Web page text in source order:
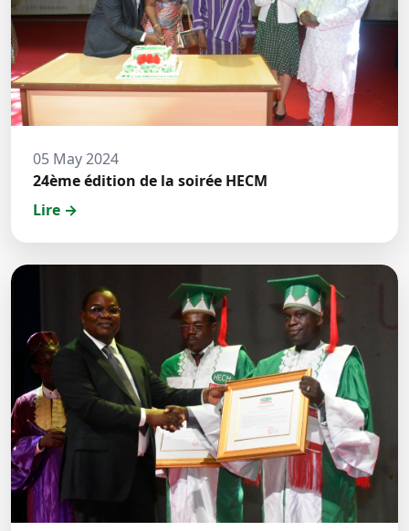
05 May 2024
24ème édition de la soirée HECM
Lire →